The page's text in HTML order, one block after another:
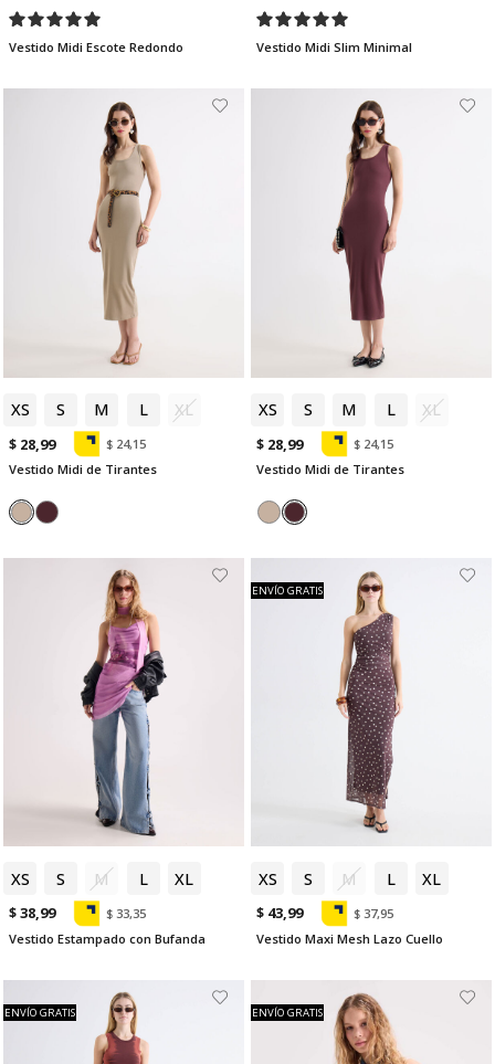
Vestido Midi Escote Redondo Vestido Midi Slim Minimal
XS S M L XL
$ 28,99
$ 24,15
Vestido Midi de Tirantes
XS S M L XL
$ 28,99
$ 24,15
Vestido Midi de Tirantes
XS S M L XL
$ 38,99
$ 33,35
Vestido Estampado con Bufanda
XS S M L XL
ENVÍO GRATIS
$ 43,99
$ 37,95
Vestido Maxi Mesh Lazo Cuello
ENVÍO GRATIS ENVÍO GRATIS